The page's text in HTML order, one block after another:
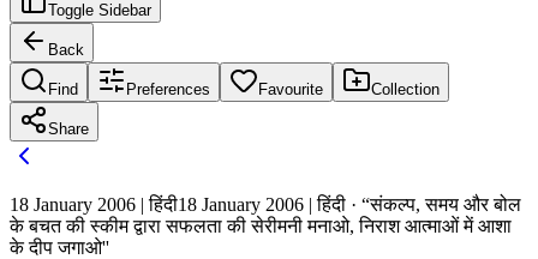
Toggle Sidebar
Back
Find Preferences Favourite Collection
Share
18 January 2006 | हिंदी18 January 2006 | हिंदी · “संकल्प, समय और बोल
के बचत की स्कीम द्वारा सफलता की सेरीमनी मनाओ, निराश आत्माओं में आशा
के दीप जगाओ''